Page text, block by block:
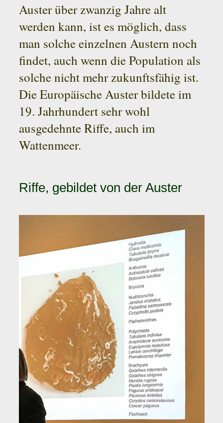
Auster über zwanzig Jahre alt
werden kann, ist es möglich, dass
man solche einzelnen Austern noch
findet, auch wenn die Population als
solche nicht mehr zukunftsfähig ist.
Die Europäische Auster bildete im
19. Jahrhundert sehr wohl
ausgedehnte Riffe, auch im
Wattenmeer.
Riffe, gebildet von der Auster